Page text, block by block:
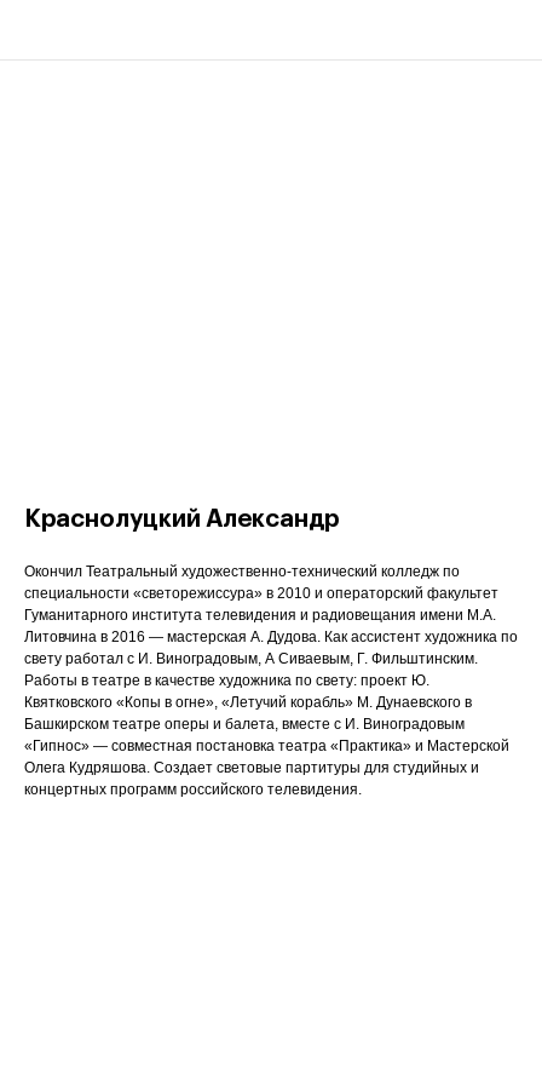
Краснолуцкий Александр
Окончил Театральный художественно-технический колледж по
специальности «светорежиссура» в 2010 и операторский факультет
Гуманитарного института телевидения и радиовещания имени М.А.
Литовчина в 2016 — мастерская А. Дудова. Как ассистент художника по
свету работал с И. Виноградовым, А Сиваевым, Г. Фильштинским.
Работы в театре в качестве художника по свету: проект Ю.
Квятковского «Копы в огне», «Летучий корабль» М. Дунаевского в
Башкирском театре оперы и балета, вместе с И. Виноградовым
«Гипнос» — совместная постановка театра «Практика» и Мастерской
Олега Кудряшова.​ Создает световые партитуры для студийных и
концертных программ российского телевидения.